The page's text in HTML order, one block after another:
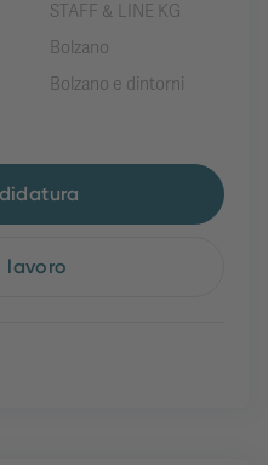
STAFF & LINE KG
Bolzano
Bolzano e dintorni
lavoro